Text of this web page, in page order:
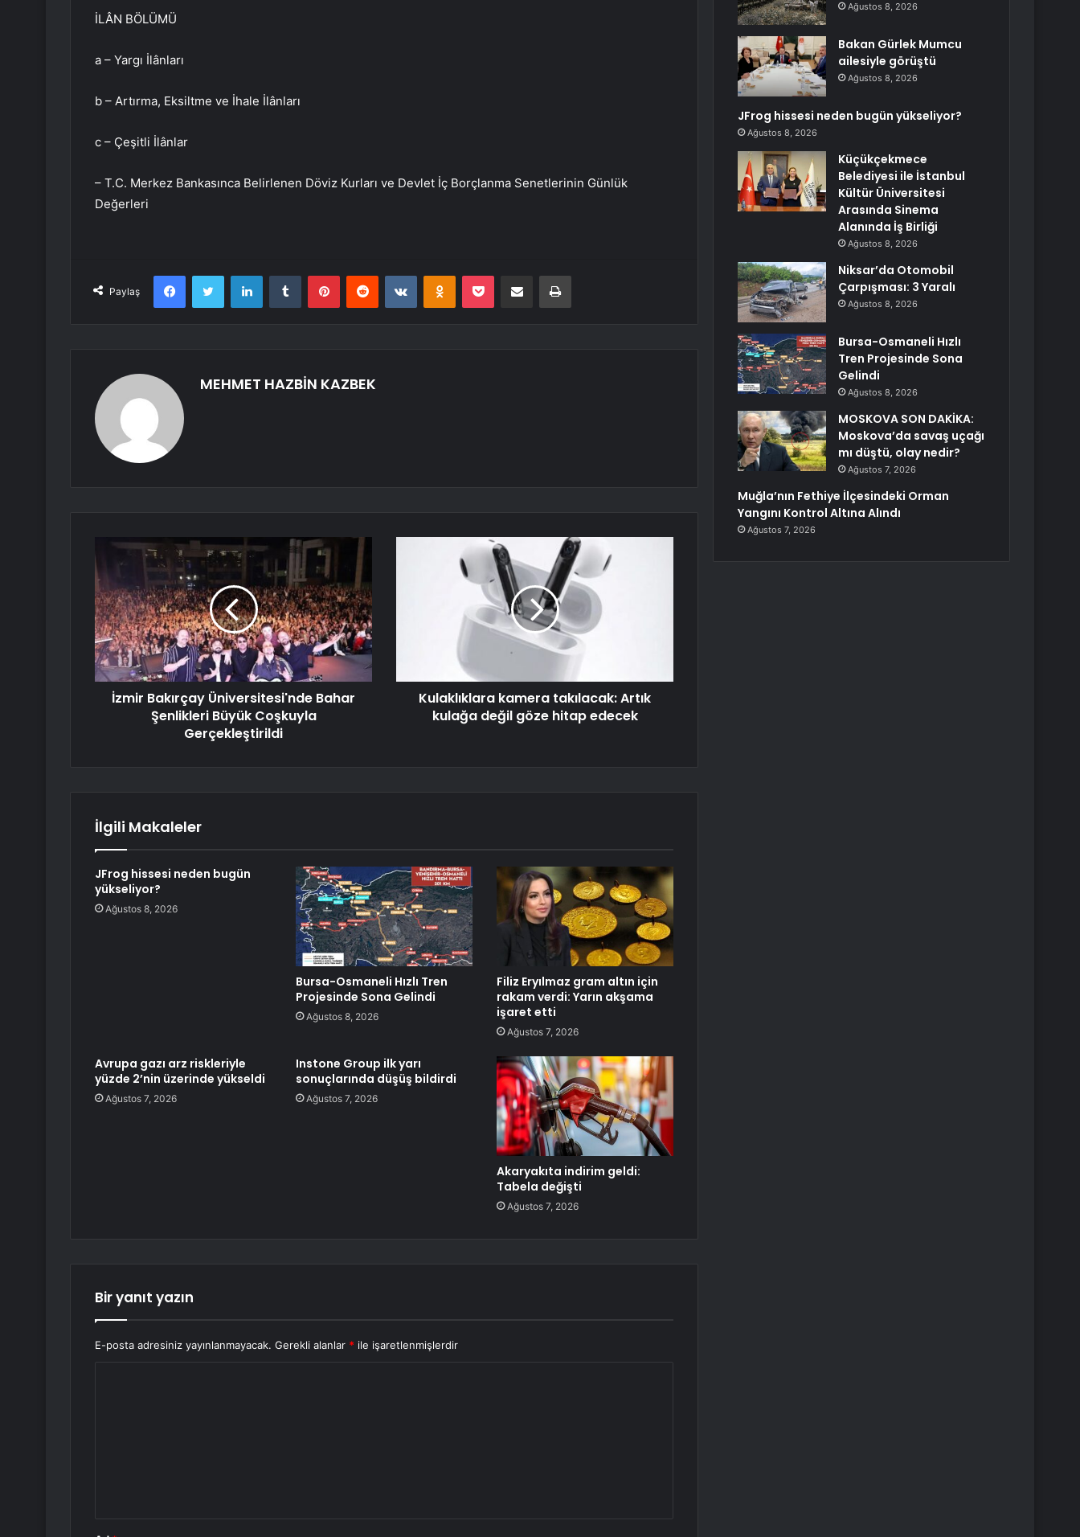
İLÂN BÖLÜMÜ
a – Yargı İlânları
b – Artırma, Eksiltme ve İhale İlânları
c – Çeşitli İlânlar
– T.C. Merkez Bankasınca Belirlenen Döviz Kurları ve Devlet İç Borçlanma Senetlerinin Günlük
Değerleri
Paylaş
FacebookTwitter LinkedInTumblr PinterestReddit VKontakteOdnoklassniki
Pocket E-Posta ile paylaş Yazdır
MEHMET HAZBİN KAZBEK
İzmir Bakırçay Üniversitesi'nde Bahar
Şenlikleri Büyük Coşkuyla
Gerçekleştirildi
Kulaklıklara kamera takılacak: Artık
kulağa değil göze hitap edecek
İlgili Makaleler
JFrog hissesi neden bugün
yükseliyor?
Ağustos 8, 2026
Bursa-Osmaneli Hızlı Tren
Projesinde Sona Gelindi
Ağustos 8, 2026
Filiz Eryılmaz gram altın için
rakam verdi: Yarın akşama
işaret etti
Ağustos 7, 2026
Avrupa gazı arz riskleriyle
yüzde 2’nin üzerinde yükseldi
Ağustos 7, 2026
Instone Group ilk yarı
sonuçlarında düşüş bildirdi
Ağustos 7, 2026
Akaryakıta indirim geldi:
Tabela değişti
Ağustos 7, 2026
Bir yanıt yazın
E-posta adresiniz yayınlanmayacak. Gerekli alanlar * ile işaretlenmişlerdir
Ağustos 8, 2026
Bakan Gürlek Mumcu
ailesiyle görüştü
Ağustos 8, 2026
JFrog hissesi neden bugün yükseliyor?
Ağustos 8, 2026
Küçükçekmece
Belediyesi ile İstanbul
Kültür Üniversitesi
Arasında Sinema
Alanında İş Birliği
Ağustos 8, 2026
Niksar’da Otomobil
Çarpışması: 3 Yaralı
Ağustos 8, 2026
Bursa-Osmaneli Hızlı
Tren Projesinde Sona
Gelindi
Ağustos 8, 2026
MOSKOVA SON DAKİKA:
Moskova’da savaş uçağı
mı düştü, olay nedir?
Ağustos 7, 2026
Muğla’nın Fethiye İlçesindeki Orman
Yangını Kontrol Altına Alındı
Ağustos 7, 2026